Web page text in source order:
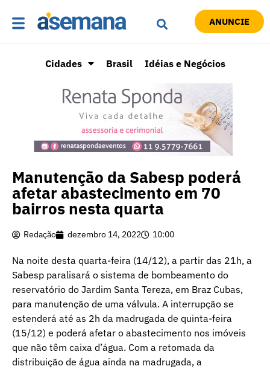
ANUNCIE
Cidades Brasil Idéias e Negócios
Manutenção da Sabesp poderá
afetar abastecimento em 70
bairros nesta quarta
Redação dezembro 14, 2022 10:00
Na noite desta quarta-feira (14/12), a partir das 21h, a
Sabesp paralisará o sistema de bombeamento do
reservatório do Jardim Santa Tereza, em Braz Cubas,
para manutenção de uma válvula. A interrupção se
estenderá até as 2h da madrugada de quinta-feira
(15/12) e poderá afetar o abastecimento nos imóveis
que não têm caixa d’água. Com a retomada da
distribuição de água ainda na madrugada, a